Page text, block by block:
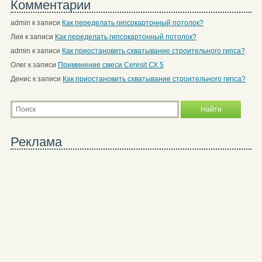
Комментарии
admin к записи Как переделать гипсокартонный потолок?
Лия к записи Как переделать гипсокартонный потолок?
admin к записи Как приостановить схватывание строительного гипса?
Олегк записи Приминение смеси Ceresit СХ 5
Дениск записи Как приостановить схватывание строительного гипса?
Реклама